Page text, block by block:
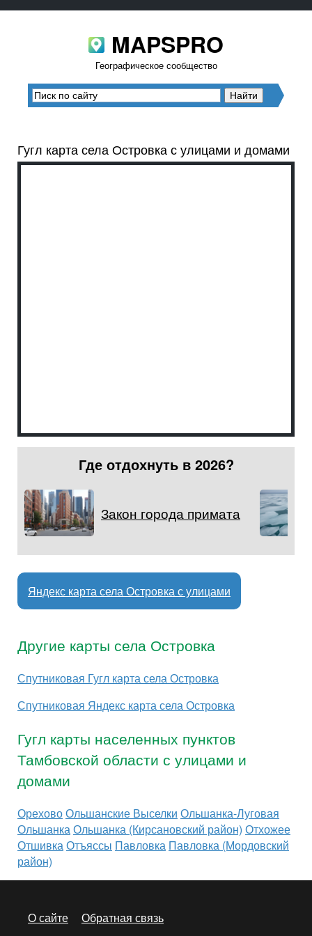
MAPSPRO
Географическое сообщество
Гугл карта села Островка с улицами и домами
Где отдохнуть в 2026?
Закон города примата
Яндекс карта села Островка с улицами
Другие карты села Островка
Спутниковая Гугл карта села Островка
Спутниковая Яндекс карта села Островка
Гугл карты населенных пунктов
Тамбовской области с улицами и
домами
ОреховоОльшанские Выселки Ольшанка-Луговая
Ольшанка Ольшанка (Кирсановский район) Отхожее
Отшивка Отъяссы Павловка Павловка (Мордовский
район)
О сайте
Обратная связь